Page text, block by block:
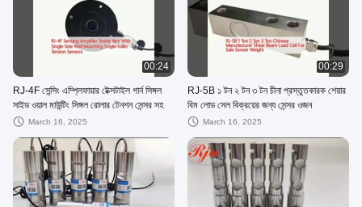
00:24
RJ-4F সেন্সিং এম্প্লিফায়ার টেক্সটাইল গার্ন সিঙ্গল
সাইড ওয়াল মাউন্টিং সিঙ্গল রোলার টেনশন সেন্সর সহ
March 16, 2025
00:29
RJ-5B ১ টন ২ টন ৩ টন চীনা প্রস্তুতকারক শেয়ার
বিম লোড সেল বিক্রয়ের জন্য সেন্সর ওজন
March 16, 2025